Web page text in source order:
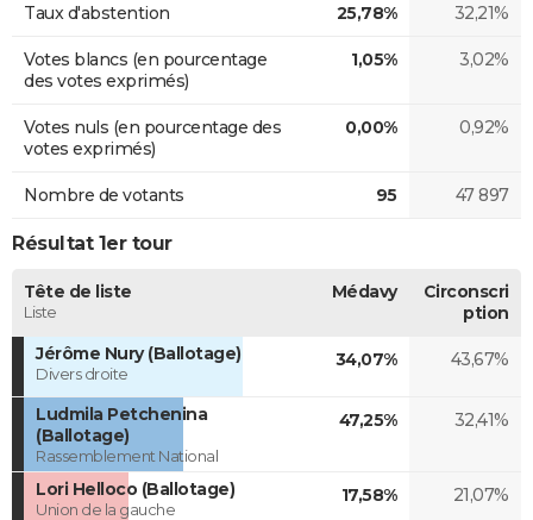
Taux d'abstention 25,78% 32,21%
Votes blancs (en pourcentage
des votes exprimés)
1,05% 3,02%
Votes nuls (en pourcentage des
votes exprimés)
0,00% 0,92%
Nombre de votants 95 47 897
Résultat 1er tour
Tête de liste
Liste
Médavy
Circonscri
ption
Jérôme Nury (Ballotage)
Divers droite
34,07% 43,67%
Ludmila Petchenina
(Ballotage)
Rassemblement National
47,25% 32,41%
Lori Helloco (Ballotage)
Union de la gauche
17,58% 21,07%